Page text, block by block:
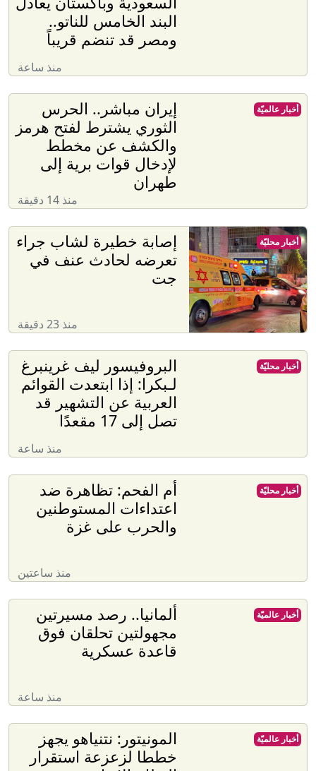
البند الخامس للناتو..
ومصر قد تنضم قريباً
منذ ساعة
إيران مباشر.. الحرس
الثوري يشترط لفتح هرمز
والكشف عن مخطط
لإدخال قوات برية إلى
طهران
منذ 14 دقيقة
أخبار عالميّة
إصابة خطيرة لشاب جراء
تعرضه لحادث عنف في
جت
منذ 23 دقيقة
أخبار محليّة
البروفيسور ليف غرينبرغ
لـبكرا: إذا ابتعدت القوائم
العربية عن التشهير قد
تصل إلى 17 مقعدًا
منذ ساعة
أخبار محليّة
أم الفحم: تظاهرة ضد
اعتداءات المستوطنين
والحرب على غزة
منذ ساعتين
أخبار محليّة
ألمانيا.. رصد مسيرتين
مجهولتين تحلقان فوق
قاعدة عسكرية
منذ ساعة
أخبار عالميّة
المونيتور: نتنياهو يجهز
خططا لزعزعة استقرار
أخبار عالميّة